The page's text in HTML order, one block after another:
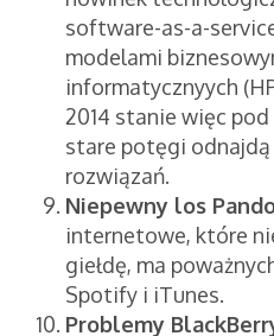
software-as-a-
modelami
informatycznyych
2014 stanie więc
stare potęgi
rozwiązań.
Niepewny los
internetowe, które
giełdę, ma
Spotify i iTunes.
Problemy